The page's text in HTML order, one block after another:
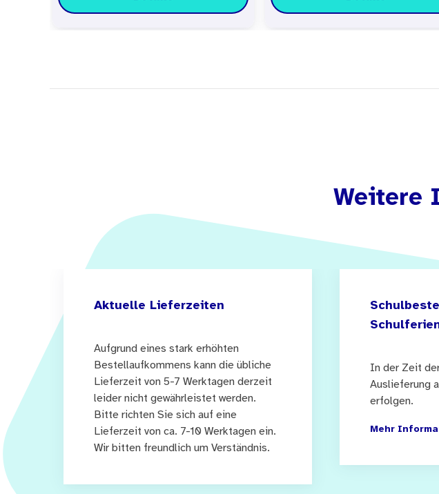
Weitere
Aktuelle Lieferzeiten
Aufgrund eines stark erhöhten
Bestellaufkommens kann die übliche
Lieferzeit von 5-7 Werktagen derzeit
leider nicht gewährleistet werden.
Bitte richten Sie sich auf eine
Lieferzeit von ca. 7-10 Werktagen ein.
Wir bitten freundlich um Verständnis.
In der Zeit
Auslieferung
erfolgen.
Mehr